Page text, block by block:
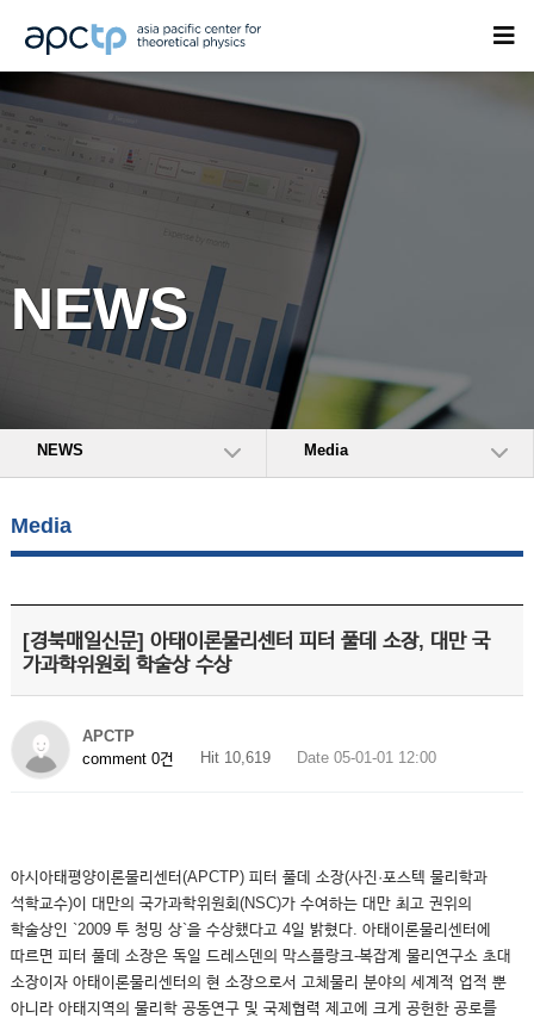
NEWS
NEWS Media
Media
[경북매일신문] 아태이론물리센터 피터 풀데 소장, 대만 국
가과학위원회 학술상 수상
APCTP
comment 0건
Hit 10,619 Date 05-01-01 12:00
아시아태평양이론물리센터(APCTP) 피터 풀데 소장(사진·포스텍 물리학과
석학교수)이 대만의 국가과학위원회(NSC)가 수여하는 대만 최고 권위의
학술상인 `2009 투 청밍 상`을 수상했다고 4일 밝혔다. 아태이론물리센터에
따르면 피터 풀데 소장은 독일 드레스덴의 막스플랑크-복잡계 물리연구소 초대
소장이자 아태이론물리센터의 현 소장으로서 고체물리 분야의 세계적 업적 뿐
아니라 아태지역의 물리학 공동연구 및 국제협력 제고에 크게 공헌한 공로를